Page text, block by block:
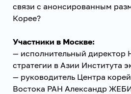
связи с анонсированным
Корее?
Участники в Москве:
— исполнительный
стратегии в Азии
— руководитель Центра
Востока РАН Александр